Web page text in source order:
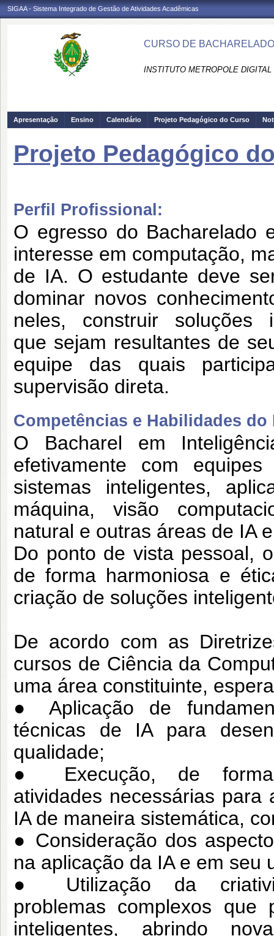
SIGAA - Sistema Integrado de Gestão de Atividades Acadêmicas
CURSO DE
INSTITUTO METROPOLE DIGITAL
Apresentação Ensino Calendário Projeto Pedagógico do Curso
Projeto Pedagógico
Perfil Profissional:
O egresso do Bacharelado
interesse em computação,
de IA. O estudante deve
dominar novos
neles, construir
que sejam resultantes de
equipe das quais
supervisão direta.
Competências e Habilidades
O Bacharel em
efetivamente com
sistemas inteligentes,
máquina, visão
natural e outras áreas de IA
Do ponto de vista pessoal,
de forma harmoniosa e
criação de soluções
De acordo com as
cursos de Ciência da
uma área constituinte,
● Aplicação de
técnicas de IA para
qualidade;
● Execução, de
atividades necessárias para
IA de maneira sistemática,
● Consideração dos
na aplicação da IA e em seu
● Utilização da
problemas complexos que
inteligentes, abrindo